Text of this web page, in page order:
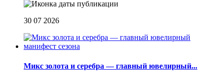
30 07 2026
Микс золота и серебра — главный ювелирный...